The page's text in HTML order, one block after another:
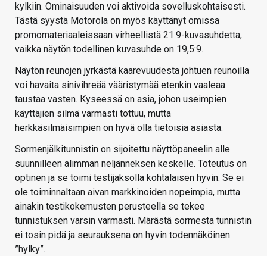
kylkiin. Ominaisuuden voi aktivoida sovelluskohtaisesti.
Tästä syystä Motorola on myös käyttänyt omissa
promomateriaaleissaan virheellistä 21:9-kuvasuhdetta,
vaikka näytön todellinen kuvasuhde on 19,5:9.
Näytön reunojen jyrkästä kaarevuudesta johtuen reunoilla
voi havaita sinivihreää vääristymää etenkin vaaleaa
taustaa vasten. Kyseessä on asia, johon useimpien
käyttäjien silmä varmasti tottuu, mutta
herkkäsilmäisimpien on hyvä olla tietoisia asiasta.
Sormenjälkitunnistin on sijoitettu näyttöpaneelin alle
suunnilleen alimman neljänneksen keskelle. Toteutus on
optinen ja se toimi testijaksolla kohtalaisen hyvin. Se ei
ole toiminnaltaan aivan markkinoiden nopeimpia, mutta
ainakin testikokemusten perusteella se tekee
tunnistuksen varsin varmasti. Märästä sormesta tunnistin
ei tosin pidä ja seurauksena on hyvin todennäköinen
”hylky”.